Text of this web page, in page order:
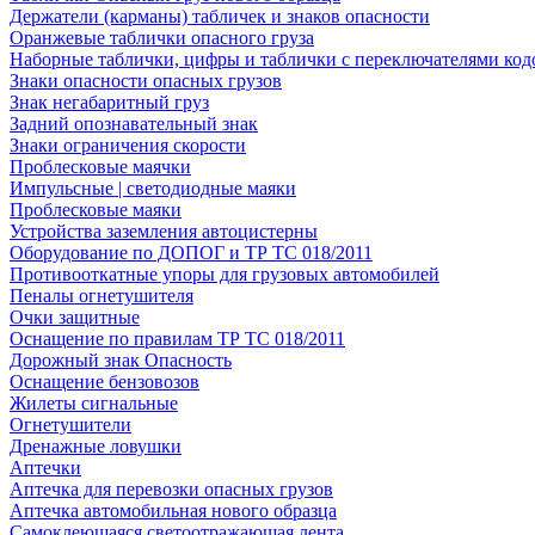
Держатели (карманы) табличек и знаков опасности
Оранжевые таблички опасного груза
Наборные таблички, цифры и таблички с переключателями
Знаки опасности опасных грузов
Знак негабаритный груз
Задний опознавательный знак
Знаки ограничения скорости
Проблесковые маячки
Импульсные | светодиодные маяки
Проблесковые маяки
Устройства заземления автоцистерны
Оборудование по ДОПОГ и ТР ТС 018/2011
Противооткатные упоры для грузовых автомобилей
Пеналы огнетушителя
Очки защитные
Оснащение по правилам ТР ТС 018/2011
Дорожный знак Опасность
Оснащение бензовозов
Жилеты сигнальные
Огнетушители
Дренажные ловушки
Аптечки
Аптечка для перевозки опасных грузов
Аптечка автомобильная нового образца